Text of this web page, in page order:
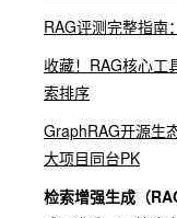
RAG评测完整指南
收藏！RAG核心工
索排序
GraphRAG开源生
大项目同台PK
检索增强生成（